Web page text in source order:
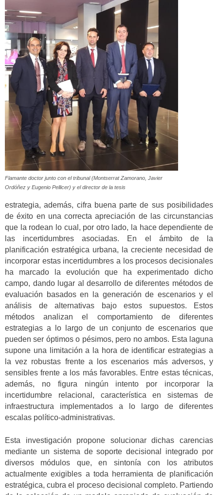
Flamante doctor junto con el tribunal (Montserrat Zamorano, Javier
Ordóñez y Eugenio Pellicer) y el director de la tesis
estrategia, además, cifra buena parte de sus posibilidades
de éxito en una correcta apreciación de las circunstancias
que la rodean lo cual, por otro lado, la hace dependiente de
las incertidumbres asociadas. En el ámbito de la
planificación estratégica urbana, la creciente necesidad de
incorporar estas incertidumbres a los procesos decisionales
ha marcado la evolución que ha experimentado dicho
campo, dando lugar al desarrollo de diferentes métodos de
evaluación basados en la generación de escenarios y el
análisis de alternativas bajo estos supuestos. Estos
métodos analizan el comportamiento de diferentes
estrategias a lo largo de un conjunto de escenarios que
pueden ser óptimos o pésimos, pero no ambos. Esta laguna
supone una limitación a la hora de identificar estrategias a
la vez robustas frente a los escenarios más adversos, y
sensibles frente a los más favorables. Entre estas técnicas,
además, no figura ningún intento por incorporar la
incertidumbre relacional, característica en sistemas de
infraestructura implementados a lo largo de diferentes
escalas político-administrativas.
Esta investigación propone solucionar dichas carencias
mediante un sistema de soporte decisional integrado por
diversos módulos que, en sintonía con los atributos
actualmente exigibles a toda herramienta de planificación
estratégica, cubra el proceso decisional completo. Partiendo